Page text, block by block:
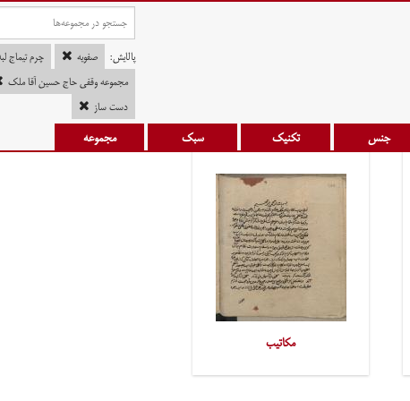
پالایش: صفویه
چرم تیماج
مجموعه وقفی حاج حسین آقا ملک
دست ساز
جنس تکنیک سبک مجموعه
مکاتیب